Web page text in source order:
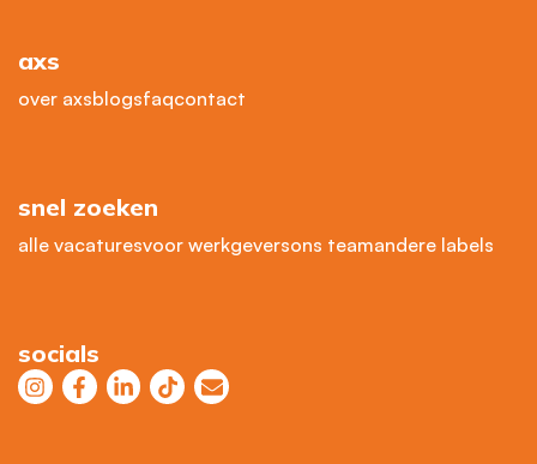
axs
over axsblogsfaqcontact
snel zoeken
alle vacaturesvoor werkgeversons teamandere labels
socials